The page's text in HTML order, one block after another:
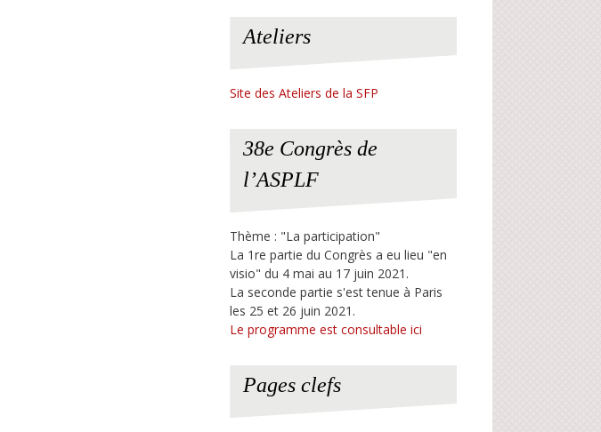
Ateliers
Site des Ateliers de la SFP
38e Congrès de
l’ASPLF
Thème : "La participation"
La 1re partie du Congrès a eu lieu "en
visio" du 4 mai au 17 juin 2021.
La seconde partie s'est tenue à Paris
les 25 et 26 juin 2021.
Le programme est consultable ici
Pages clefs